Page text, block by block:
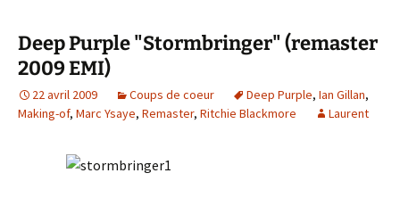
Deep Purple "Stormbringer" (remaster
2009 EMI)
22 avril 2009 Coups de coeur Deep Purple, Ian Gillan,
Making-of, Marc Ysaye, Remaster, Ritchie Blackmore Laurent